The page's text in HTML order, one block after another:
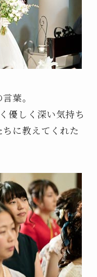
葉。
優しく深い気持ち
に教えてくれた